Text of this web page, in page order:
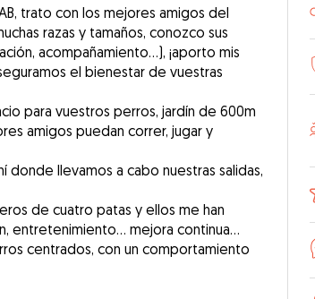
trato con los mejores amigos del
razas y tamaños, conozco sus
acompañamiento...), ¡aporto mis
el bienestar de vuestras
para vuestros perros, jardín de 600m
amigos puedan correr, jugar y
donde llevamos a cabo nuestras salidas,
de cuatro patas y ellos me han
entretenimiento... mejora continua...
centrados, con un comportamiento